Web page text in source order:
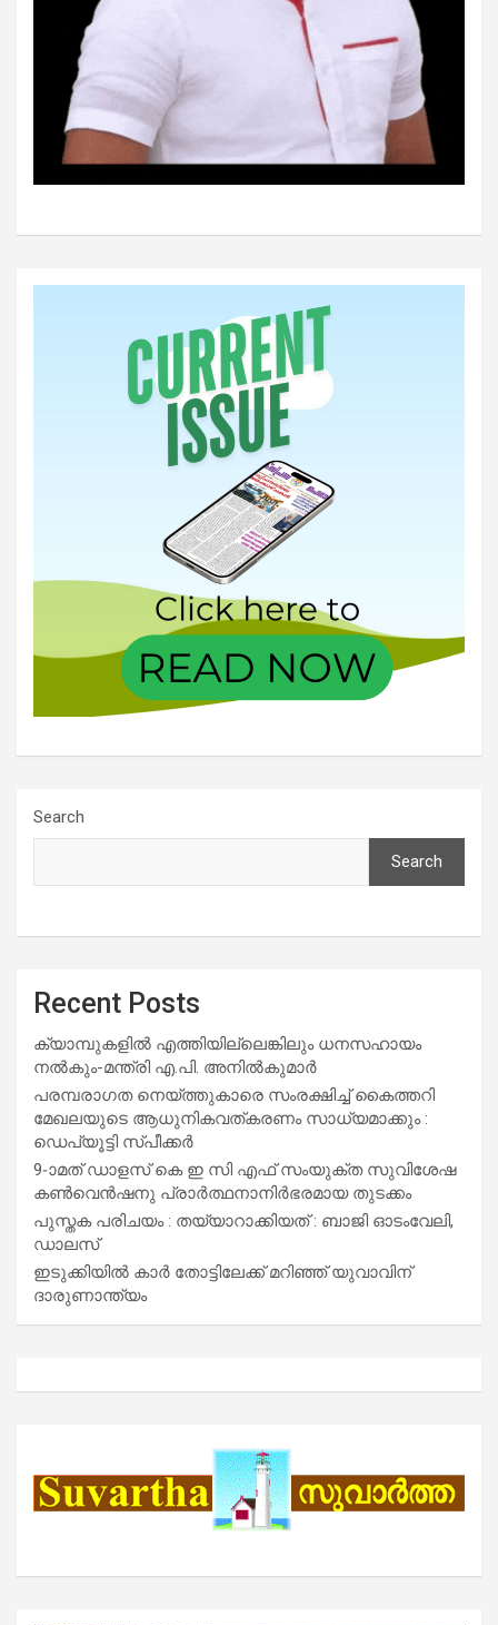
Search
Search
Recent Posts
ക്യാമ്പുകളിൽ എത്തിയില്ലെങ്കിലും ധനസഹായം
നൽകും-മന്ത്രി എ.പി. അനിൽകുമാർ
പരമ്പരാഗത നെയ്ത്തുകാരെ സംരക്ഷിച്ച് കൈത്തറി
മേഖലയുടെ ആധുനികവത്കരണം സാധ്യമാക്കും :
ഡെപ്യൂട്ടി സ്പീക്കർ
9-ാമത് ഡാളസ് കെ ഇ സി എഫ് സംയുക്ത സുവിശേഷ
കൺവെൻഷനു പ്രാർത്ഥനാനിർഭരമായ തുടക്കം
പുസ്തക പരിചയം : തയ്യാറാക്കിയത് : ബാജി ഓടംവേലി,
ഡാലസ്
ഇടുക്കിയിൽ കാർ തോട്ടിലേക്ക് മറിഞ്ഞ് യുവാവിന്
ദാരുണാന്ത്യം